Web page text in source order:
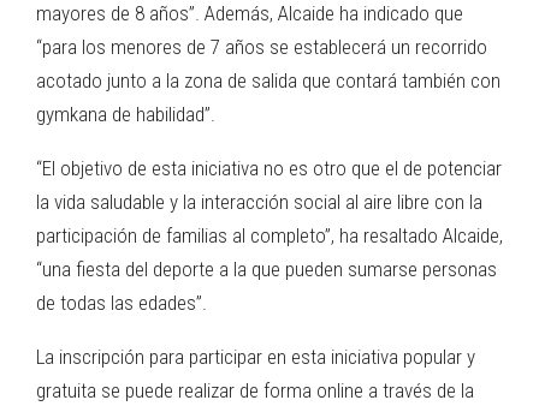
mayores de 8 años”. Además, Alcaide ha indicado que
“para los menores de 7 años se establecerá un recorrido
acotado junto a la zona de salida que contará también con
gymkana de habilidad”.
“El objetivo de esta iniciativa no es otro que el de potenciar
la vida saludable y la interacción social al aire libre con la
participación de familias al completo”, ha resaltado Alcaide,
“una fiesta del deporte a la que pueden sumarse personas
de todas las edades”.
La inscripción para participar en esta iniciativa popular y
gratuita se puede realizar de forma online a través de la